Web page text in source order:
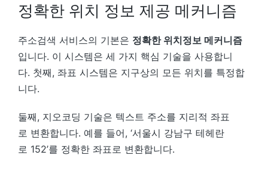
정확한 위치 정보 제공 메커니즘
주소검색 서비스의 기본은 정확한 위치정보 메커니즘
입니다. 이 시스템은 세 가지 핵심 기술을 사용합니
다. 첫째, 좌표 시스템은 지구상의 모든 위치를 특정합
니다.
둘째, 지오코딩 기술은 텍스트 주소를 지리적 좌표
로 변환합니다. 예를 들어, ‘서울시 강남구 테헤란
로 152’를 정확한 좌표로 변환합니다.